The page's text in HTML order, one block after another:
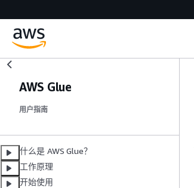
AWS Glue
用户指南
什么是 AWS Glue？
工作原理
开始使用